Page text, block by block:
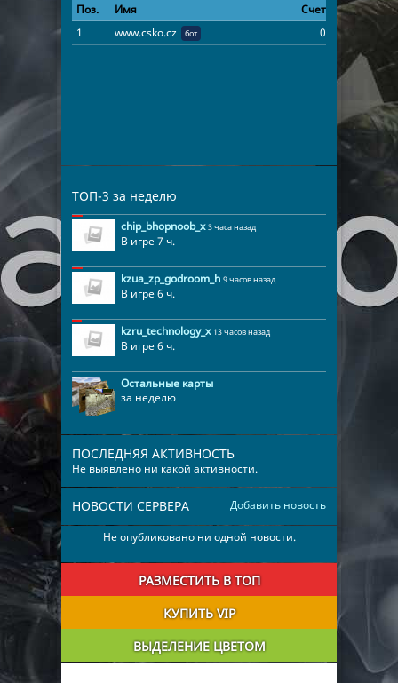
Поз. Имя Счет Время
1
www.csko.cz бот 0 30:02:22
ТОП-3 за неделю
chip_bhopnoob_x 3 часа назад
В игре 7 ч.
kzua_zp_godroom_h 9 часов назад
В игре 6 ч.
kzru_technology_x 13 часов назад
В игре 6 ч.
Остальные карты
за неделю
ПОСЛЕДНЯЯ АКТИВНОСТЬ
Не выявлено ни какой активности.
Добавить новость
НОВОСТИ СЕРВЕРА
Не опубликовано ни одной новости.
РАЗМЕСТИТЬ В ТОП
КУПИТЬ VIP
ВЫДЕЛЕНИЕ ЦВЕТОМ